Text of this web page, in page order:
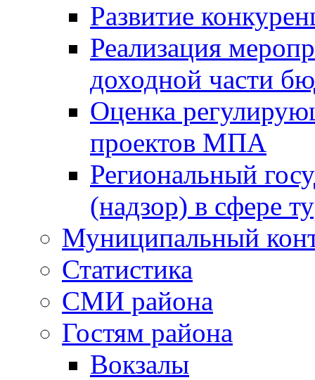
Развитие
Реализация
доходной части
Оценка
проектов МПА
Региональный
(надзор) в сфере
Муниципальный
Статистика
СМИ района
Гостям района
Вокзалы